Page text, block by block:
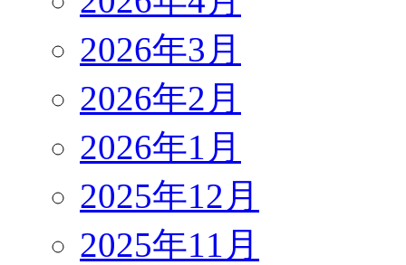
2026年3月
2026年2月
2026年1月
2025年12月
2025年11月